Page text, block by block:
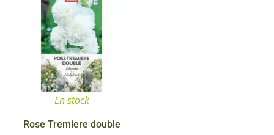
En stock
Rose Tremiere double